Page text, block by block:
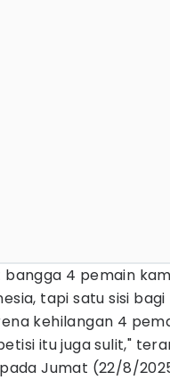
bangga 4 pemain
tapi satu sisi
kehilangan 4
itu juga sulit,"
Jumat (22/8/